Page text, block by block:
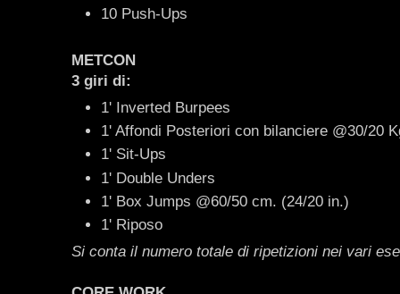
10 Push-Ups
METCON
3 giri di:
1' Inverted Burpees
1' Affondi Posteriori con bilanciere @30/20
1' Sit-Ups
1' Double Unders
1' Box Jumps @60/50 cm. (24/20 in.)
1' Riposo
Si conta il numero totale di ripetizioni nei vari